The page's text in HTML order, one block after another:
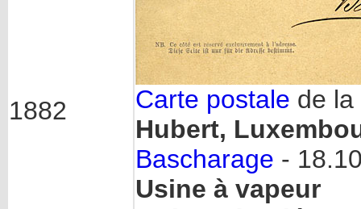
1882 Carte postale de la
Hubert,
Bascharage -
Usine à vapeur